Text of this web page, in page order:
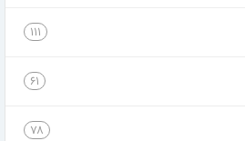
۱۱۱
۶۱
۷۸